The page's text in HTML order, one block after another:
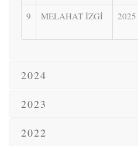
9 MELAHAT İZGİ 2025
2024
2023
2022